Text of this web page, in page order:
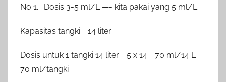
No 1. : Dosis 3-5 ml/L —- kita pakai yang 5 ml/L
Kapasitas tangki = 14 liter
Dosis untuk 1 tangki 14 liter = 5 x 14 = 70 ml/14 L =
70 ml/tangki